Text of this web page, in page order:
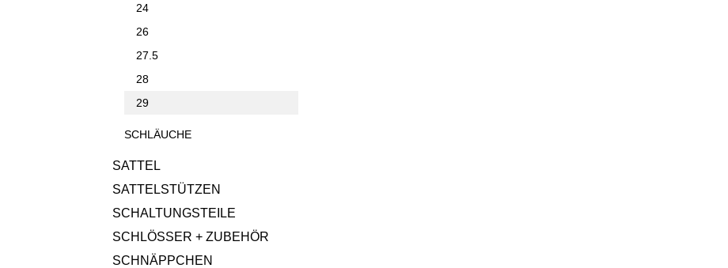
24
26
27.5
28
29
SCHLÄUCHE
SATTEL
SATTELSTÜTZEN
SCHALTUNGSTEILE
SCHLÖSSER + ZUBEHÖR
SCHNÄPPCHEN